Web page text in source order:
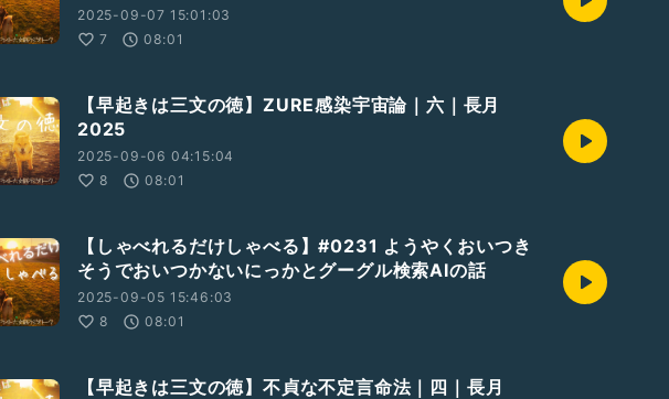
2025-09-07 15:01:03
7
08:01
【早起きは三文の徳】ZURE感染宇宙論｜六｜長月
2025
2025-09-06 04:15:04
8
08:01
【しゃべれるだけしゃべる】#0231 ようやくおいつき
そうでおいつかないにっかとグーグル検索AIの話
2025-09-05 15:46:03
8
08:01
【早起きは三文の徳】不貞な不定言命法｜四｜長月